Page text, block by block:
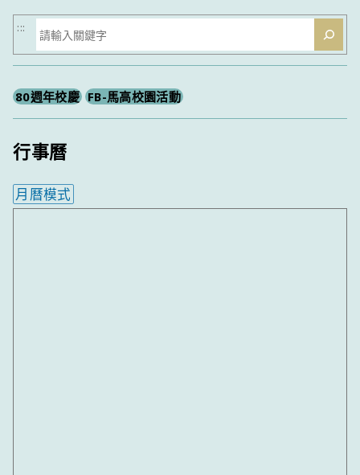
搜
尋
:::
80週年校慶 FB-馬高校園活動
行事曆
月曆模式